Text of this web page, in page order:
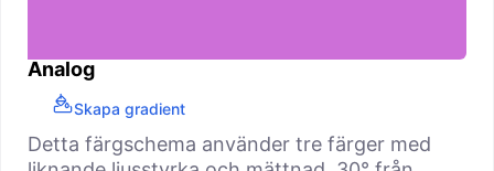
Analog
Skapa gradient
Detta färgschema använder tre färger med